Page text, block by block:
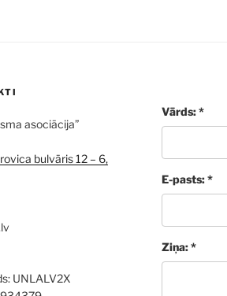
asociācija”
bulvāris 12 – 6,
UNLALV2X
Vārds: *
E-pasts: *
Ziņa: *